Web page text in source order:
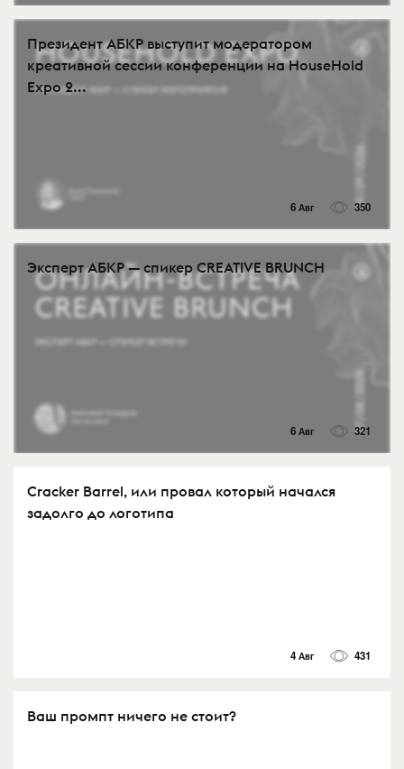
Президент АБКР выступит модератором
креативной сессии конференции на HouseHold
Expo 2...
6 Авг 350
Эксперт АБКР — спикер CREATIVE BRUNCH
6 Авг 321
Cracker Barrel, или провал который начался
задолго до логотипа
4 Авг 431
Ваш промпт ничего не стоит?